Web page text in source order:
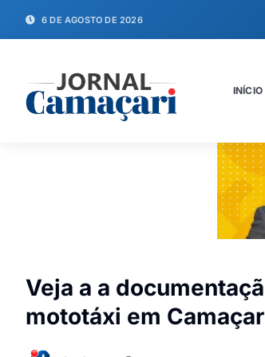
6 DE AGOSTO DE 2026
INÍCIO
Veja a a
mototáxi em